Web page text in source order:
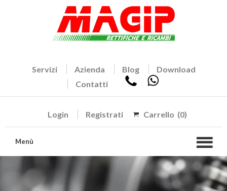
Servizi Azienda Blog
Download
Contatti
Login Registrati Carrello (0)
Menù